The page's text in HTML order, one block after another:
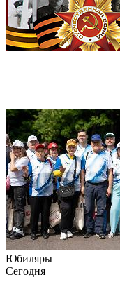
Юбиляры
Сегодня